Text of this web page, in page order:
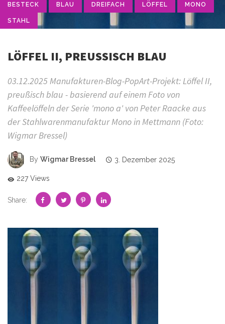
BESTECK BLAU DREIFACH LÖFFEL MONO
STAHL
LÖFFEL II, PREUSSISCH BLAU
03.12.2025 Manufakturen-Blog-PopArt-Projekt: Löffel II,
preußisch blau - basierend auf einem Foto von
Kaffeelöffeln der Serie 'mono a' von Peter Raacke aus
der Stahlwarenmanufaktur Mono in Mettmann (Foto:
Wigmar Bressel)
By Wigmar Bressel 3. Dezember 2025
227 Views
Share: